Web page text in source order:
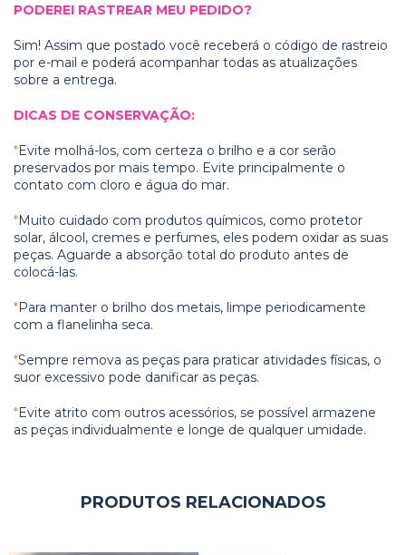
PODEREI RASTREAR MEU PEDIDO?
Sim! Assim que postado você receberá o código de rastreio
por e-mail e poderá acompanhar todas as atualizações
sobre a entrega.
DICAS DE CONSERVAÇÃO:
*Evite molhá-los, com certeza o brilho e a cor serão
preservados por mais tempo. Evite principalmente o
contato com cloro e água do mar.
*Muito cuidad o com produtos químicos, como protetor
solar, álcool, cremes e perfumes, eles podem oxidar as suas
peças. Aguarde a absorção total do produto antes de
colocá-las.
*Para manter o brilho dos metais, limpe periodicamente
com a flanelinha seca.
*Sempre remova as peças para praticar atividades físicas, o
suor excessivo pode danificar as peças.
*Evite atrito com outros acessórios, se possível armazene
as peças individualmente e longe de qualquer umidade.
PRODUTOS RELACIONADOS